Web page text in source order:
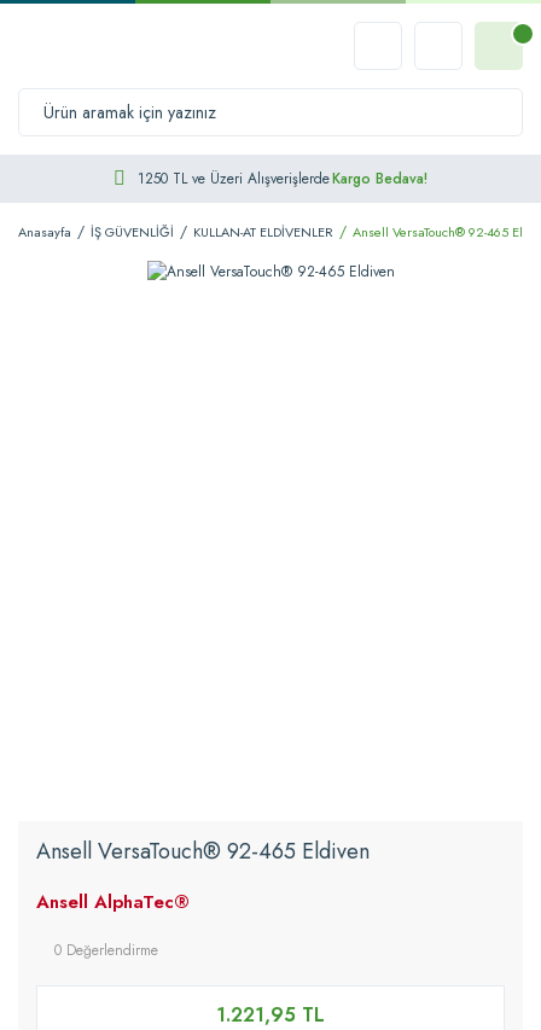
1250 TL ve Üzeri AlışverişlerdeKargo Bedava!
Anasayfa İŞ GÜVENLİĞİ KULLAN-AT ELDİVENLER Ansell VersaTouch® 92-465
Ansell VersaTouch® 92-465 Eldiven
Ansell AlphaTec®
0 Değerlendirme
1.221,95 TL